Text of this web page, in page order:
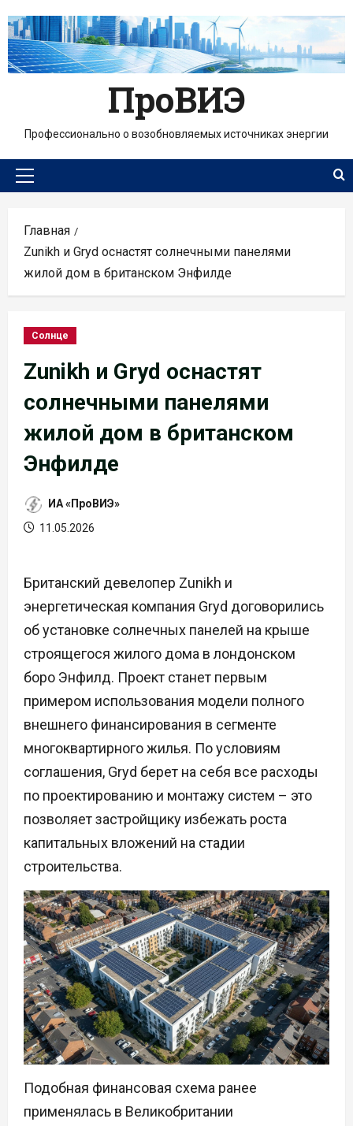
содержимому
ПроВИЭ
Профессионально о возобновляемых источниках энергии
Основное
Главная
Zunikh и Gryd оснастят солнечными панелями
жилой дом в британском Энфилде
Солнце
Zunikh и Gryd оснастят
солнечными панелями
жилой дом в британском
Энфилде
ИА «ПроВИЭ»
11.05.2026
Британский девелопер Zunikh и
энергетическая компания Gryd договорились
об установке солнечных панелей на крыше
строящегося жилого дома в лондонском
боро Энфилд. Проект станет первым
примером использования модели полного
внешнего финансирования в сегменте
многоквартирного жилья. По условиям
соглашения, Gryd берет на себя все расходы
по проектированию и монтажу систем – это
позволяет застройщику избежать роста
капитальных вложений на стадии
строительства.
Подобная финансовая схема ранее
применялась в Великобритании